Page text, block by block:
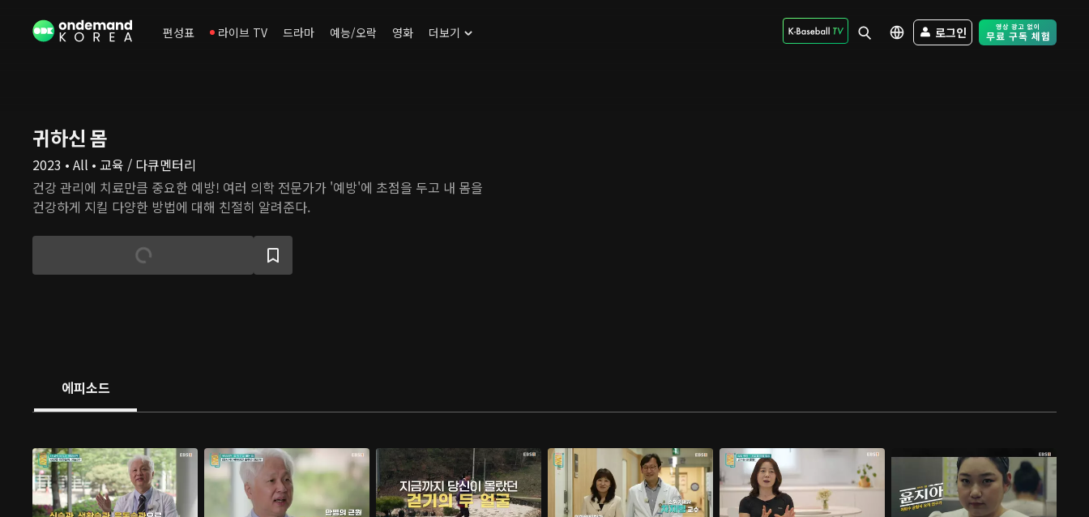
편성표 라이브 TV 드라마 예능/오락 영화 더보기 로그인 Free Trial -
귀하신 몸
2023 • All • 교육 / 다큐멘터리
건강 관리에 치료만큼 중요한 예방! 여러 의학 전문가가 '예방'에 초점을 두고 내 몸을
건강하게 지킬 다양한 방법에 대해 친절히 알려준다.
에피소드